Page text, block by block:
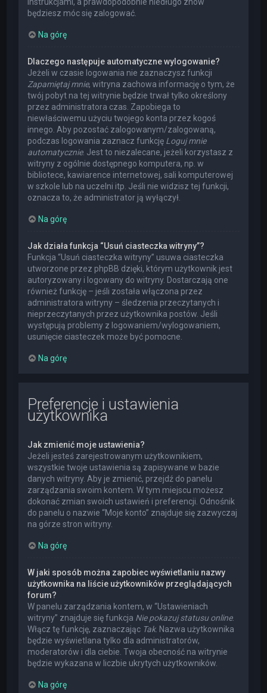
będziesz móc się zalogować.
Na górę
Dlaczego następuje automatyczne wylogowanie?
Jeżeli w czasie logowania nie zaznaczysz funkcji
Zapamiętaj mnie, witryna zachowa informację o tym, że
twój pobyt na tej witrynie będzie trwał tylko określony
przez administratora czas. Zapobiega to
niewłaściwemu użyciu twojego konta przez kogoś
innego. Aby pozostać zalogowanym/zalogowaną,
podczas logowania zaznacz funkcję Loguj mnie
automatycznie. Jest to niezalecane, jeżeli korzystasz z
witryny z ogólnie dostępnego komputera, np. w
bibliotece, kawiarence internetowej, sali komputerowej
w szkole lub na uczelni itp. Jeśli nie widzisz tej funkcji,
oznacza to, że administrator ją wyłączył.
Na górę
Jak działa funkcja “Usuń ciasteczka witryny”?
Funkcja “Usuń ciasteczka witryny” usuwa ciasteczka
utworzone przez phpBB dzięki, którym użytkownik jest
autoryzowany i logowany do witryny. Dostarczają one
również funkcję – jeśli została włączona przez
administratora witryny – śledzenia przeczytanych i
nieprzeczytanych przez użytkownika postów. Jeśli
występują problemy z logowaniem/wylogowaniem,
usunięcie ciasteczek może być pomocne.
Na górę
Preferencje i ustawienia
użytkownika
Jak zmienić moje ustawienia?
Jeżeli jesteś zarejestrowanym użytkownikiem,
wszystkie twoje ustawienia są zapisywane w bazie
danych witryny. Aby je zmienić, przejdź do panelu
zarządzania swoim kontem. W tym miejscu możesz
dokonać zmian swoich ustawień i preferencji. Odnośnik
do panelu o nazwie “Moje konto” znajduje się zazwyczaj
na górze stron witryny.
Na górę
W jaki sposób można zapobiec wyświetlaniu nazwy
użytkownika na liście użytkowników przeglądających
forum?
W panelu zarządzania kontem, w “Ustawieniach
witryny” znajduje się funkcja Nie pokazuj statusu online.
Włącz tę funkcję, zaznaczając Tak. Nazwa użytkownika
będzie wyświetlana tylko dla administratorów,
moderatorów i dla ciebie. Twoja obecność na witrynie
będzie wykazana w liczbie ukrytych użytkowników.
Na górę